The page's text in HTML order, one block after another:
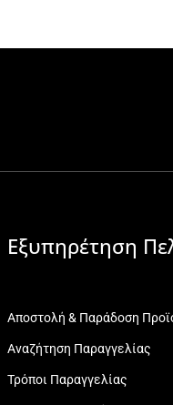
Εξυπηρέτηση
Αποστολή & Παράδοση
Αναζήτηση Παραγγελίας
Τρόποι Παραγγελίας